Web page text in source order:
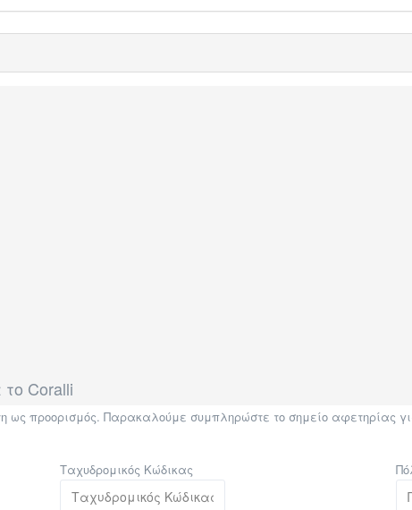
Coralli
ως προορισμός. Παρακαλούμε συμπληρώστε το σημείο αφετηρίας
Ταχυδρομικός Κώδικας